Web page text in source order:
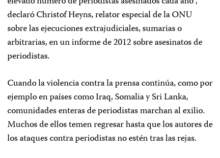
declaró Christof Heyns, relator especial de la ONU
sobre las ejecuciones extrajudiciales, sumarias o
arbitrarias, en un informe de 2012 sobre asesinatos de
periodistas.
Cuando la violencia contra la prensa continúa, como por
ejemplo en países como Iraq, Somalia y Sri Lanka,
comunidades enteras de periodistas marchan al exilio.
Muchos de ellos temen regresar hasta que los autores de
los ataques contra periodistas no estén tras las rejas.